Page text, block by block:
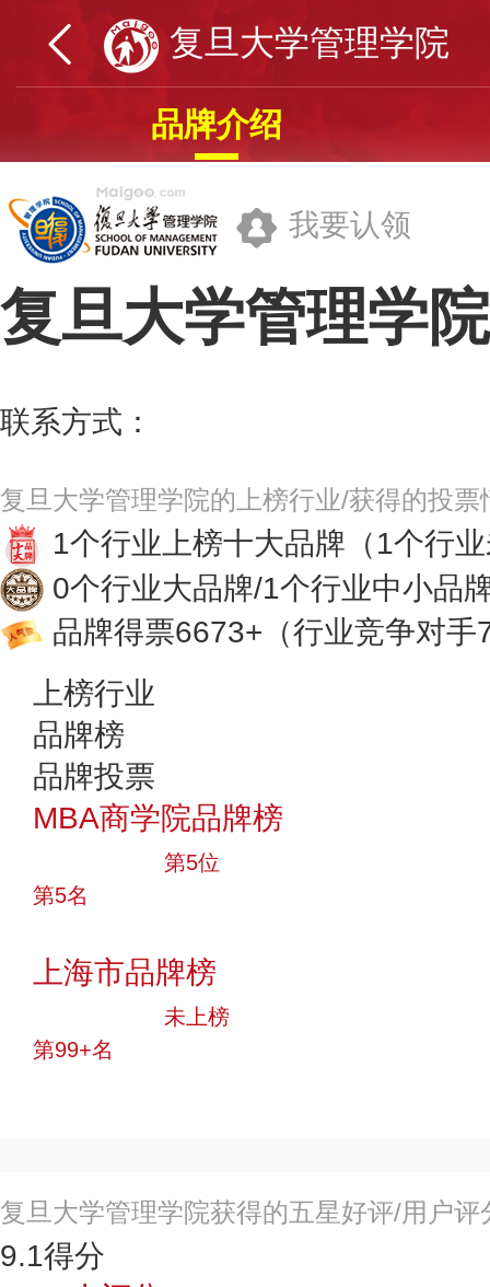
复旦大学管理学院
品牌介绍
我要认领
复旦大学管理学院
联系方式：
复旦大学管理学院的上榜行业/获得的投票
1个行业上榜十大品牌 （1个行
0个行业大品牌/1个行业中小品
品牌得票6673+ （行业竞争对
上榜行业
品牌榜
品牌投票
MBA商学院品牌榜
第5位
第5名
上海市品牌榜
未上榜
第99+名
复旦大学管理学院获得的五星好评/用户评
9.1得分